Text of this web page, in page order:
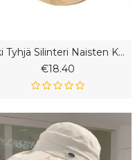
Olki Tyhjä Silinteri Naisten Kesä Uusi Iso Lieri Muoti Kuorihattu Aurinkohattu
€18.40